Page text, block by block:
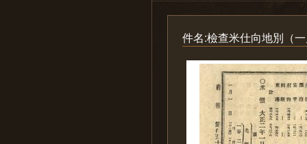
件名:檢查米仕向地別（